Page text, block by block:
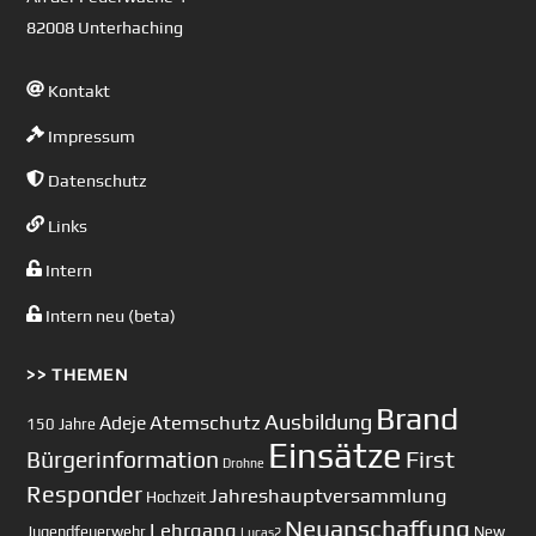
82008 Unterhaching
Kontakt
Impressum
Datenschutz
Links
Intern
Intern neu (beta)
>> THEMEN
150 Jahre AdejeAtemschutz Ausbildung Brand
Bürgerinformation Drohne Einsätze First
Responder Hochzeit Jahreshauptversammlung
Jugendfeuerwehr Lehrgang Lucas2 Neuanschaffung New